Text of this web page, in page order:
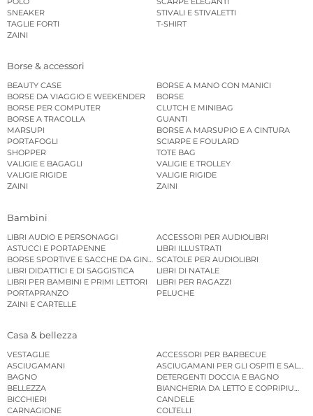
SNEAKER
STIVALI E STIVALETTI
TAGLIE FORTI
T-SHIRT
ZAINI
Borse & accessori
BEAUTY CASE
BORSE A MANO CON MANICI
BORSE DA VIAGGIO E WEEKENDER
BORSE
BORSE PER COMPUTER
CLUTCH E MINIBAG
BORSE A TRACOLLA
GUANTI
MARSUPI
BORSE A MARSUPIO E A CINTURA
PORTAFOGLI
SCIARPE E FOULARD
SHOPPER
TOTE BAG
VALIGIE E BAGAGLI
VALIGIE E TROLLEY
VALIGIE RIGIDE
VALIGIE RIGIDE
ZAINI
ZAINI
Bambini
LIBRI AUDIO E PERSONAGGI
ACCESSORI PER AUDIOLIBRI
ASTUCCI E PORTAPENNE
LIBRI ILLUSTRATI
BORSE SPORTIVE E SACCHE DA GINNASTICASCATOLE PER AUDIOLIBRI
LIBRI DIDATTICI E DI SAGGISTICA
LIBRI DI NATALE
LIBRI PER BAMBINI E PRIMI LETTORI
LIBRI PER RAGAZZI
PORTAPRANZO
PELUCHE
ZAINI E CARTELLE
Casa & bellezza
VESTAGLIE
ACCESSORI PER BARBECUE
ASCIUGAMANI
ASCIUGAMANI PER GLI OSPITI E
BAGNO
DETERGENTI DOCCIA E BAGNO
BELLEZZA
BIANCHERIA DA LETTO E COPRIPIUMINI
BICCHIERI
CANDELE
CARNAGIONE
COLTELLI